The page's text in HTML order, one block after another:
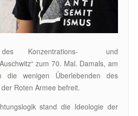
Konzentrations- und
zum 70. Mal. Damals, am
die wenigen Überlebenden des
Roten Armee befreit.
stand die Ideologie der